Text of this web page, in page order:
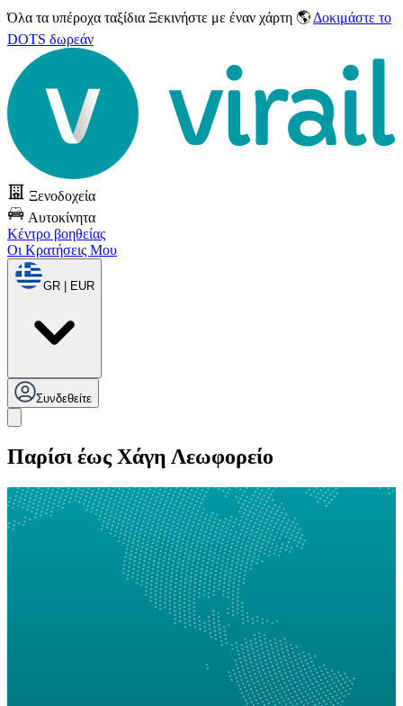
Όλα τα υπέροχα ταξίδια Ξεκινήστε με έναν χάρτη 🌎 Δοκιμάστε το
DOTS δωρεάν
Ξενοδοχεία
Αυτοκίνητα
Κέντρο βοηθείας
Οι Κρατήσεις Μου
GR | EUR
Συνδεθείτε
Παρίσι έως Χάγη Λεωφορείο